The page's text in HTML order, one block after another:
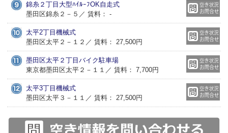
錦糸２丁目大型ﾊｲﾙｰﾌOK自走式
墨田区錦糸２－５／ 賃料： -
太平2丁目機械式
墨田区太平２－１２／ 賃料： 27,500円
墨田区太平２丁目バイク駐車場
東京都墨田区太平２－１１／ 賃料： 7,700円
太平3丁目機械式
墨田区太平３－１１／ 賃料： 27,500円